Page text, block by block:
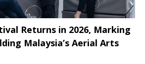
Returns in 2026, Marking
Malaysia’s Aerial Arts